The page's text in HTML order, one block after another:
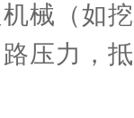
械（如
压力，